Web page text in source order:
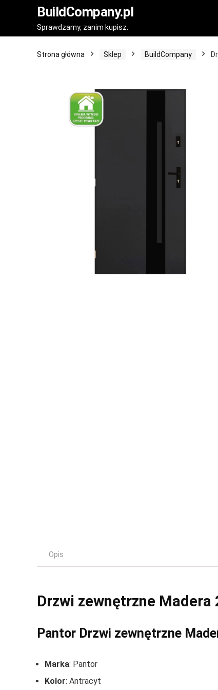
BuildCompany.pl
Sprawdzamy, zanim kupisz.
Strona główna Sklep BuildCompany
Opis
Drzwi zewnętrzne
Pantor Drzwi zewnętrzne
Marka: Pantor
Kolor: Antracyt